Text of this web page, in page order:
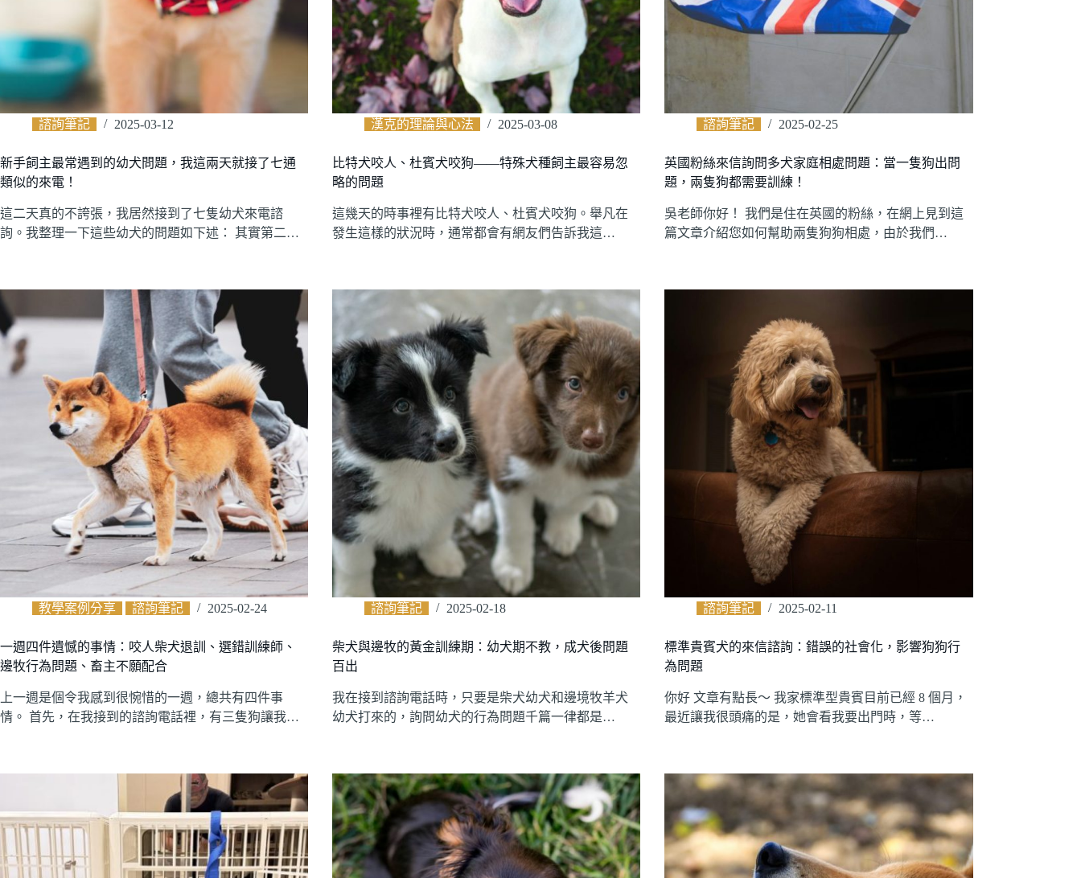
諮詢筆記 2025-03-12
新手飼主最常遇到的幼犬問題，我這兩天就接了七通
類似的來電！
這二天真的不誇張，我居然接到了七隻幼犬來電諮
詢。我整理一下這些幼犬的問題如下述： 其實第二…
漢克的理論與心法 2025-03-08
比特犬咬人、杜賓犬咬狗——特殊犬種飼主最容易忽
略的問題
這幾天的時事裡有比特犬咬人、杜賓犬咬狗。舉凡在
發生這樣的狀況時，通常都會有網友們告訴我這…
諮詢筆記 2025-02-25
英國粉絲來信詢問多犬家庭相處問題：當一隻狗出問
題，兩隻狗都需要訓練！
吳老師你好！ 我們是住在英國的粉絲，在網上見到這
篇文章介紹您如何幫助兩隻狗狗相處，由於我們…
教學案例分享 諮詢筆記 2025-02-24
一週四件遺憾的事情：咬人柴犬退訓、選錯訓練師、
邊牧行為問題、畜主不願配合
上一週是個令我感到很惋惜的一週，總共有四件事
情。 首先，在我接到的諮詢電話裡，有三隻狗讓我…
諮詢筆記 2025-02-18
柴犬與邊牧的黃金訓練期：幼犬期不教，成犬後問題
百出
我在接到諮詢電話時，只要是柴犬幼犬和邊境牧羊犬
幼犬打來的，詢問幼犬的行為問題千篇一律都是…
諮詢筆記 2025-02-11
標準貴賓犬的來信諮詢：錯誤的社會化，影響狗狗行
為問題
你好 文章有點長～ 我家標準型貴賓目前已經 8 個月，
最近讓我很頭痛的是，她會看我要出門時，等…